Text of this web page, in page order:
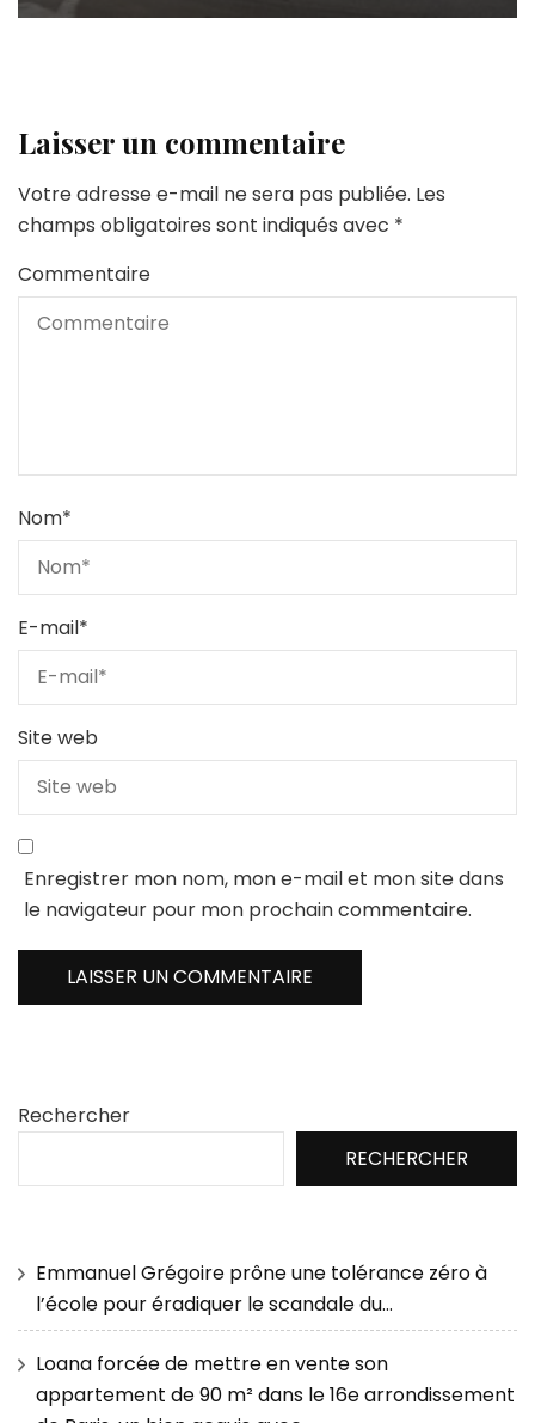
Laisser un commentaire
Votre adresse e-mail ne sera pas publiée. Les
champs obligatoires sont indiqués avec *
Commentaire
Nom*
E-mail*
Site web
Enregistrer mon nom, mon e-mail et mon site dans
le navigateur pour mon prochain commentaire.
Rechercher
RECHERCHER
Emmanuel Grégoire prône une tolérance zéro à
l’école pour éradiquer le scandale du…
Loana forcée de mettre en vente son
appartement de 90 m² dans le 16e arrondissement